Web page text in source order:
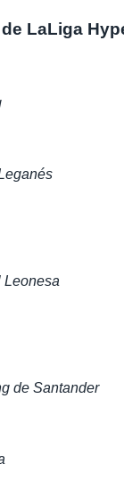
LaLiga
Leonesa
de Santander